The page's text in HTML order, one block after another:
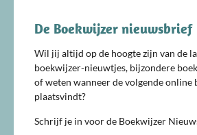
De Boekwijzer nieuwsbrief
Wil jij altijd op de hoogte zijn van de
boekwijzer-nieuwtjes, bijzondere
of weten wanneer de volgende online
plaatsvindt?
Schrijf je in voor de Boekwijzer